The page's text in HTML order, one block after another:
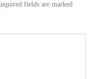
fields are marked